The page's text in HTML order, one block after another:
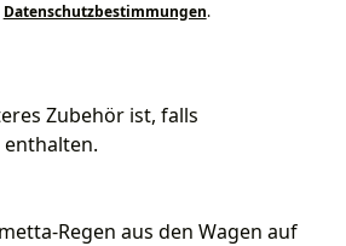
Datenschutzbestimmungen.
Zubehör ist, falls
Regen aus den Wagen auf